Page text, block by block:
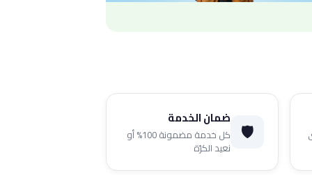
🛡️ ضمان الخدمة
كل خدمة مضمونة 100% أو
نعيد الكرّة